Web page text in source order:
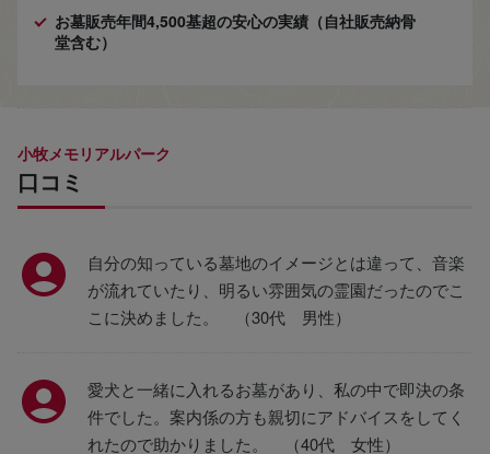
お墓販売年間4,500基超の安心の実績（自社販売納骨
堂含む）
小牧メモリアルパーク
口コミ
自分の知っている墓地のイメージとは違って、音楽
が流れていたり、明るい雰囲気の霊園だったのでこ
こに決めました。 （30代 男性）
愛犬と一緒に入れるお墓があり、私の中で即決の条
件でした。案内係の方も親切にアドバイスをしてく
れたので助かりました。 （40代 女性）